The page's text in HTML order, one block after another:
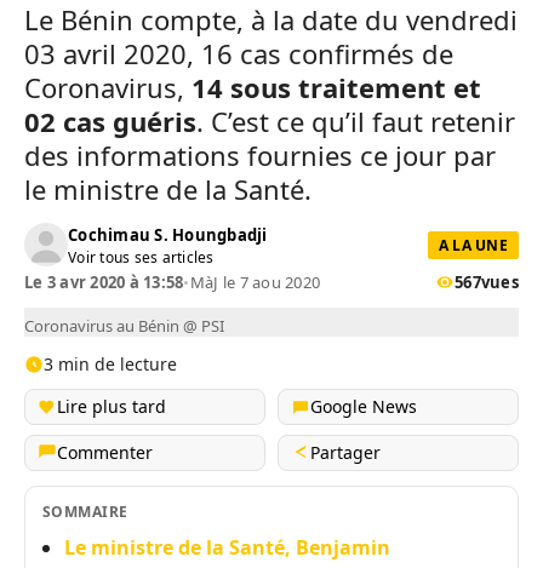
Le Bénin compte, à la date du vendredi
03 avril 2020, 16 cas confirmés de
Coronavirus, 14 sous traitement et
02 cas guéris. C’est ce qu’il faut retenir
des informations fournies ce jour par
le ministre de la Santé.
Cochimau S. Houngbadji
Voir tous ses articles
A LA UNE
Le 3 avr 2020 à 13:58•MàJ le 7 aou 2020 567vues
Coronavirus au Bénin @ PSI
3 min de lecture
Lire plus tard
Google News
Commenter
Partager
SOMMAIRE
Le ministre de la Santé, Benjamin